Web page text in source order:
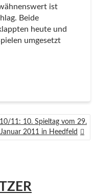
ist
Beide
heute und
umgesetzt
10/11: 10. Spieltag vom 29.
Januar 2011 in Heedfeld